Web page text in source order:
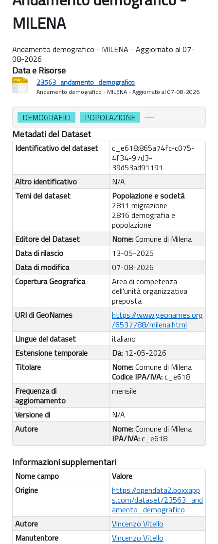
MILENA
Andamento demografico - MILENA - Aggiornato al 07-
08-2026
Data e Risorse
23563_andamento_demografico
Andamento demografico - MILENA - Aggiornato al 07-08-2026
DEMOGRAFICI POPOLAZIONE
Metadati del Dataset
Identificativo del dataset
c_e618:865a74fc-c075-
4f34-97d3-
39d53ad91191
Altro identificativo
N/A
Temi del dataset
Popolazione e società
2811 migrazione
2816 demografia e
popolazione
Editore del Dataset
Nome:Comune di Milena
Data di rilascio
13-05-2025
Data di modifica
07-08-2026
Copertura Geografica
Area di competenza
dell'unità organizzativa
preposta
URI di GeoNames
https://www.geonames.org
/6537788/milena.html
Lingue del dataset
italiano
Estensione temporale
Da: 12-05-2026
Titolare
Nome:Comune di Milena
Codice IPA/IVA:c_e618
Frequenza di
aggiornamento
mensile
Versione di
N/A
Autore
Nome:Comune di Milena
IPA/IVA:c_e618
Informazioni supplementari
Nome campo
Valore
Origine
https://opendata2.boxxapp
s.com/dataset/23563_and
amento_demografico
Autore
Vincenzo Vitello
Manutentore
Vincenzo Vitello